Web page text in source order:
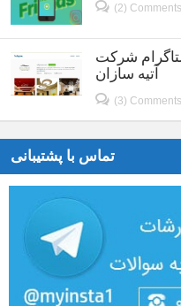
(2) Comments
شرکت
آتیه سازان
(3) Comments
تماس با پشتیبانی